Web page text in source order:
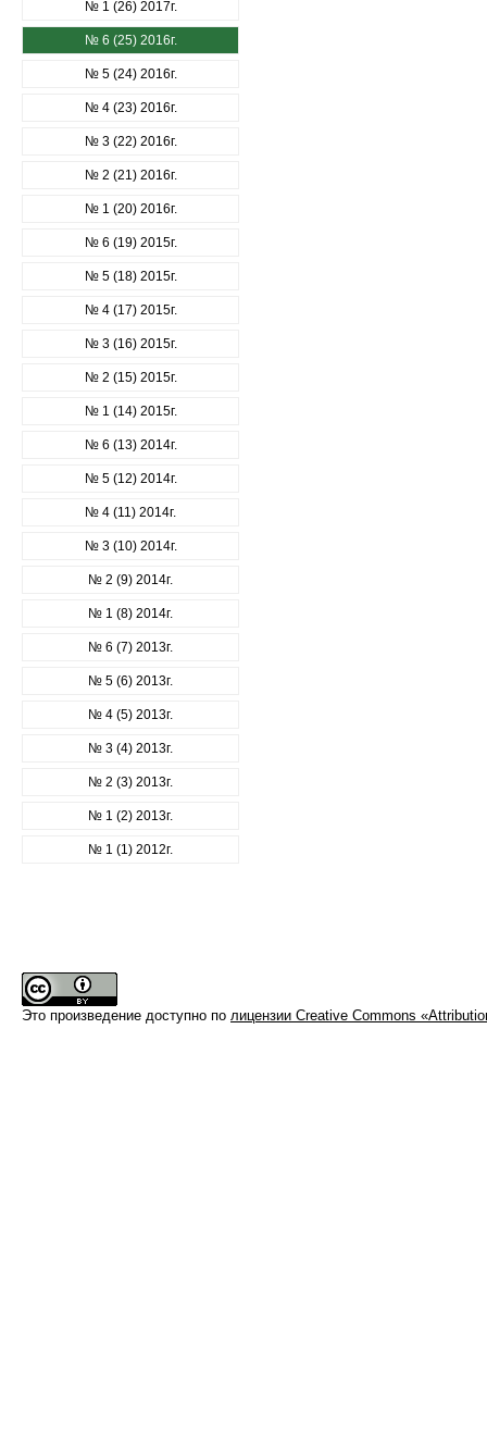
№ 1 (26) 2017г.
№ 6 (25) 2016г.
№ 5 (24) 2016г.
№ 4 (23) 2016г.
№ 3 (22) 2016г.
№ 2 (21) 2016г.
№ 1 (20) 2016г.
№ 6 (19) 2015г.
№ 5 (18) 2015г.
№ 4 (17) 2015г.
№ 3 (16) 2015г.
№ 2 (15) 2015г.
№ 1 (14) 2015г.
№ 6 (13) 2014г.
№ 5 (12) 2014г.
№ 4 (11) 2014г.
№ 3 (10) 2014г.
№ 2 (9) 2014г.
№ 1 (8) 2014г.
№ 6 (7) 2013г.
№ 5 (6) 2013г.
№ 4 (5) 2013г.
№ 3 (4) 2013г.
№ 2 (3) 2013г.
№ 1 (2) 2013г.
№ 1 (1) 2012г.
Это произведение доступно по лицензии Creative Commons